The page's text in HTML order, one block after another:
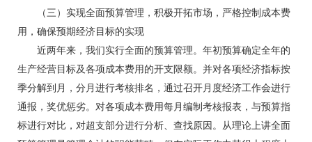
（三）实现全面预算管理，积极开拓市场，严格控制成本费
用，确保预期经济目标的实现
近两年来，我们实行全面的预算管理。年初预算确定全年的
生产经营目标及各项成本费用的开支限额。并对各项经济指标按
季分解到月，分月进行考核排名，通过召开月度经济工作会进行
通报，奖优惩劣。对各项成本费用每月编制考核报表，与预算指
标进行对比，对超支部分进行分析、查找原因。从理论上讲全面